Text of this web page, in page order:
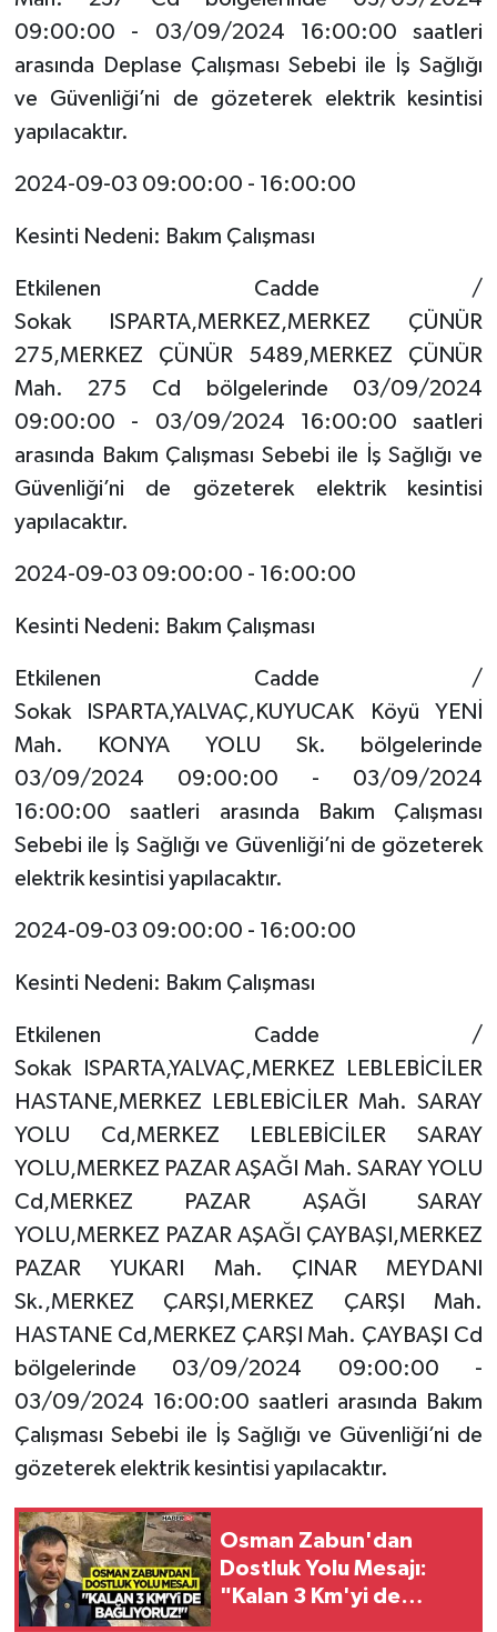
09:00:00 - 03/09/2024 16:00:00 saatleri
arasında Deplase Çalışması Sebebi ile İş Sağlığı
ve Güvenliği’ni de gözeterek elektrik kesintisi
yapılacaktır.
2024-09-03 09:00:00 - 16:00:00
Kesinti Nedeni: Bakım Çalışması
Etkilenen Cadde /
Sokak ISPARTA,MERKEZ,MERKEZ ÇÜNÜR
275,MERKEZ ÇÜNÜR 5489,MERKEZ ÇÜNÜR
Mah. 275 Cd bölgelerinde 03/09/2024
09:00:00 - 03/09/2024 16:00:00 saatleri
arasında Bakım Çalışması Sebebi ile İş Sağlığı ve
Güvenliği’ni de gözeterek elektrik kesintisi
yapılacaktır.
2024-09-03 09:00:00 - 16:00:00
Kesinti Nedeni: Bakım Çalışması
Etkilenen Cadde /
Sokak ISPARTA,YALVAÇ,KUYUCAK Köyü YENİ
Mah. KONYA YOLU Sk. bölgelerinde
03/09/2024 09:00:00 - 03/09/2024
16:00:00 saatleri arasında Bakım Çalışması
Sebebi ile İş Sağlığı ve Güvenliği’ni de gözeterek
elektrik kesintisi yapılacaktır.
2024-09-03 09:00:00 - 16:00:00
Kesinti Nedeni: Bakım Çalışması
Etkilenen Cadde /
Sokak ISPARTA,YALVAÇ,MERKEZ LEBLEBİCİLER
HASTANE,MERKEZ LEBLEBİCİLER Mah. SARAY
YOLU Cd,MERKEZ LEBLEBİCİLER SARAY
YOLU,MERKEZ PAZAR AŞAĞI Mah. SARAY YOLU
Cd,MERKEZ PAZAR AŞAĞI SARAY
YOLU,MERKEZ PAZAR AŞAĞI ÇAYBAŞI,MERKEZ
PAZAR YUKARI Mah. ÇINAR MEYDANI
Sk.,MERKEZ ÇARŞI,MERKEZ ÇARŞI Mah.
HASTANE Cd,MERKEZ ÇARŞI Mah. ÇAYBAŞI Cd
bölgelerinde 03/09/2024 09:00:00 -
03/09/2024 16:00:00 saatleri arasında Bakım
Çalışması Sebebi ile İş Sağlığı ve Güvenliği’ni de
gözeterek elektrik kesintisi yapılacaktır.
Osman Zabun'dan
Dostluk Yolu Mesajı:
"Kalan 3 Km'yi de
Teknoloji
Türkiye